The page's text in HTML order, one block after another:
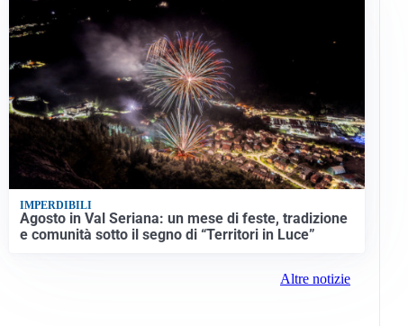
IMPERDIBILI
Agosto in Val Seriana: un mese di feste, tradizione
e comunità sotto il segno di “Territori in Luce”
Altre notizie